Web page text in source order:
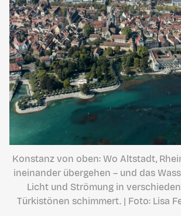
Konstanz von oben: Wo Altstadt,
ineinander übergehen – und das
Licht und Strömung in
Türkistönen schimmert. | Foto: Lisa